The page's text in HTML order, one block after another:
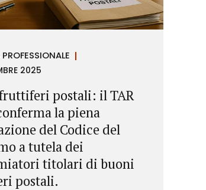
2025
postali: il TAR
la piena
del Codice del
a tutela dei
titolari di buoni
postali.